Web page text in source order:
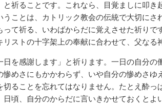
祈ることです。これなら、目覚ましに叩き
ことは、カトリック教会の伝統で大切にさ
て祈る、いわばからだに覚えさせた祈りで
ストの十字架上の奉献に合わせて、父なる
を感謝します」と祈ります。一日の自分の
めさにもかかわらず、いや自分の惨めさゆ
ることを忘れてはなりません。たとえ酔
頃、自分のからだに言いきかせておくと